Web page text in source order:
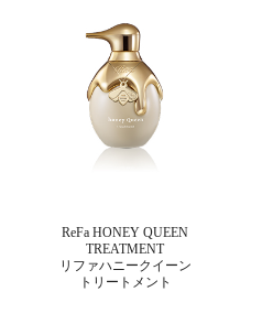
ReFa HONEY QUEEN
TREATMENT
リファハニークイーン
トリートメント